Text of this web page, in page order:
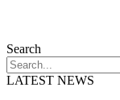
Search
LATEST NEWS